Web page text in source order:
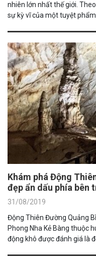
nhiên lớn nhất thế giới.
sự kỳ vĩ của một tuyệt
Khám phá Động
đẹp ẩn dấu phía bên
31/08/2019
Động Thiên Đường Quảng
Phong Nha Kẻ Bàng thuộc
động khô được đánh giá là